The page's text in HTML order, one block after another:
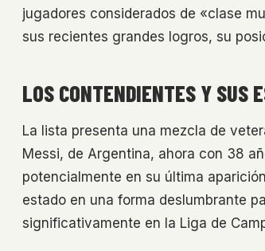
jugadores considerados de «clase
sus recientes grandes logros, su
LOS CONTENDIENTES Y SUS
La lista presenta una mezcla de
Messi, de Argentina, ahora con 38
potencialmente en su última
estado en una forma deslumbrante
significativamente en la Liga de